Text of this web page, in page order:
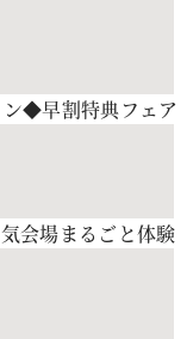
◆早割特典フェア
会場まるごと体験